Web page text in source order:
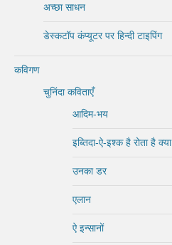
अच्छा साधन
डेस्कटॉप कंप्यूटर पर हिन्दी टाइपिंग
कविगण
चुनिंदा कविताएँ
आदिम-भय
इब्तिदा-ऐ-इश्क है रोता है क्या
उनका डर
एलान
ऐ इन्सानों